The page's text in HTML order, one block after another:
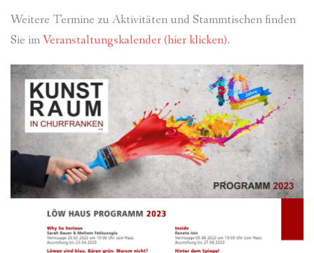
Weitere Termine zu Aktivitäten und Stammtischen finden
Sie imVeranstaltungskalender (hier klicken).